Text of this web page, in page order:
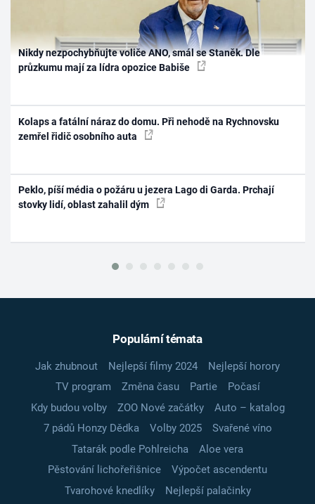
Nikdy nezpochybňujte voliče ANO, smál se Staněk. Dle
průzkumu mají za lídra opozice Babiše
Kolaps a fatální náraz do domu. Při nehodě na Rychnovsku
zemřel řidič osobního auta
Peklo, píší média o požáru u jezera Lago di Garda. Prchají
stovky lidí, oblast zahalil dým
Populární témata
Jak zhubnout Nejlepší filmy 2024
Nejlepší horory
TV program
Změna času Partie
Počasí
Kdy budou volby
ZOO Nové začátky
Auto – katalog
7 pádů Honzy Dědka
Volby 2025
Svařené víno
Tatarák podle Pohlreicha
Aloe vera
Pěstování lichořeřišnice
Výpočet ascendentu
Tvarohové knedlíky
Nejlepší palačinky